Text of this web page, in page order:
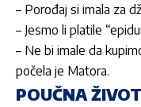
– Porođaj si imala za
– Jesmo li platile
– Ne bi imale da
počela je Matora.
POUČNA